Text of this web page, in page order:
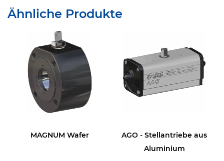
Ähnliche Produkte
MAGNUM Wafer
AGO - Stellantriebe aus
Aluminium